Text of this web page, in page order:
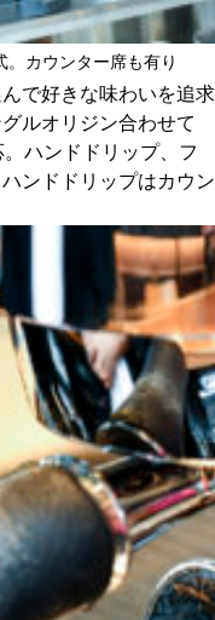
カウンター席も有り
で好きな味わいを追求
ルオリジン合わせて
ハンドドリップ、フ
ンドドリップはカウン